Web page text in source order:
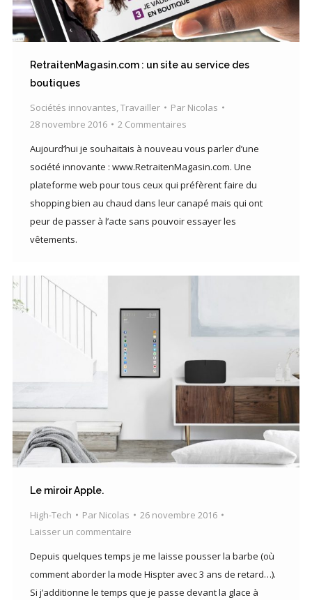
RetraitenMagasin.com : un site au service des
boutiques
Sociétés innovantes,Travailler Par Nicolas
28 novembre 2016
2 Commentaires
Aujourd’hui je souhaitais à nouveau vous parler d’une
société innovante : www.RetraitenMagasin.com. Une
plateforme web pour tous ceux qui préfèrent faire du
shopping bien au chaud dans leur canapé mais qui ont
peur de passer à l’acte sans pouvoir essayer les
vêtements.
Le miroir Apple.
High-Tech Par Nicolas
26 novembre 2016
Laisser un commentaire
Depuis quelques temps je me laisse pousser la barbe (où
comment aborder la mode Hispter avec 3 ans de retard…).
Si j’additionne le temps que je passe devant la glace à